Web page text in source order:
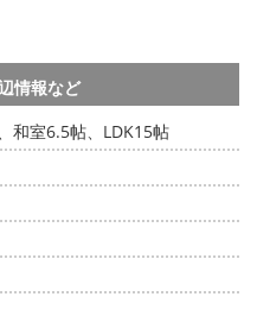
情報など
和室6.5帖、LDK15帖